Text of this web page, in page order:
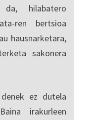
hilabatero
ren bertsioa
hausnarketara,
sakonera
ez dutela
irakurleen